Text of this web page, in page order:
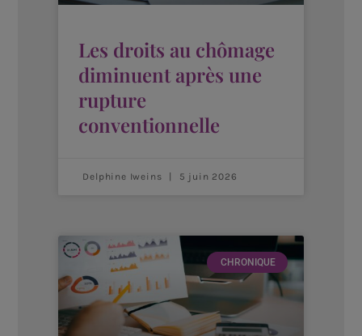
Les droits au chômage
diminuent après une
rupture
conventionnelle
Delphine Iweins 5 juin 2026
CHRONIQUE